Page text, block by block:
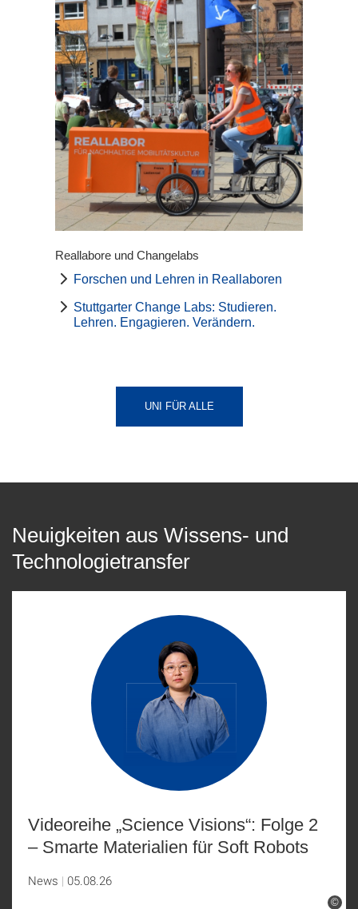
Reallabore und Changelabs
Forschen und Lehren in Reallaboren
Stuttgarter Change Labs: Studieren.
Lehren. Engagieren. Verändern.
UNI FÜR ALLE
Neuigkeiten aus Wissens- und
Technologietransfer
©
Videoreihe „Science Visions“: Folge 2
– Smarte Materialien für Soft Robots
News 05.08.26